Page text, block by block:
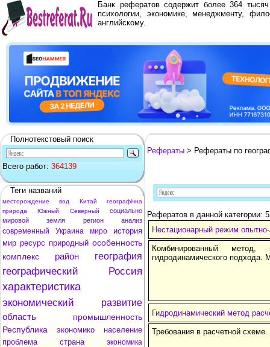
Банк рефератов содержит более 364
психологии, экономике, менеджменту,
английскому.
Полнотекстовый поиск
Всего работ: 364139
Теги названий
месторождение вод Китай
географічна
природа
Южный Северный
социально
мировой
земля регион анализ
современный Украина миро
история
мир ресурс природный особенность
комплекс
район география
географический Россия
характеристика
экономический
развитие
область
промышленность
Республика
экономико
население
проблема
страна
экономика
Рефераты > Рефераты по
Рефератов в данной категории:
Нестационарный режим
Комбинированный метод,
гидродинамического подхода.
Гидродинамический метод
Требования в расчетной